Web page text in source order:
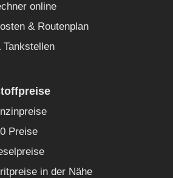
online
& Routenplan
Tankstellen
Preise
in der Nähe